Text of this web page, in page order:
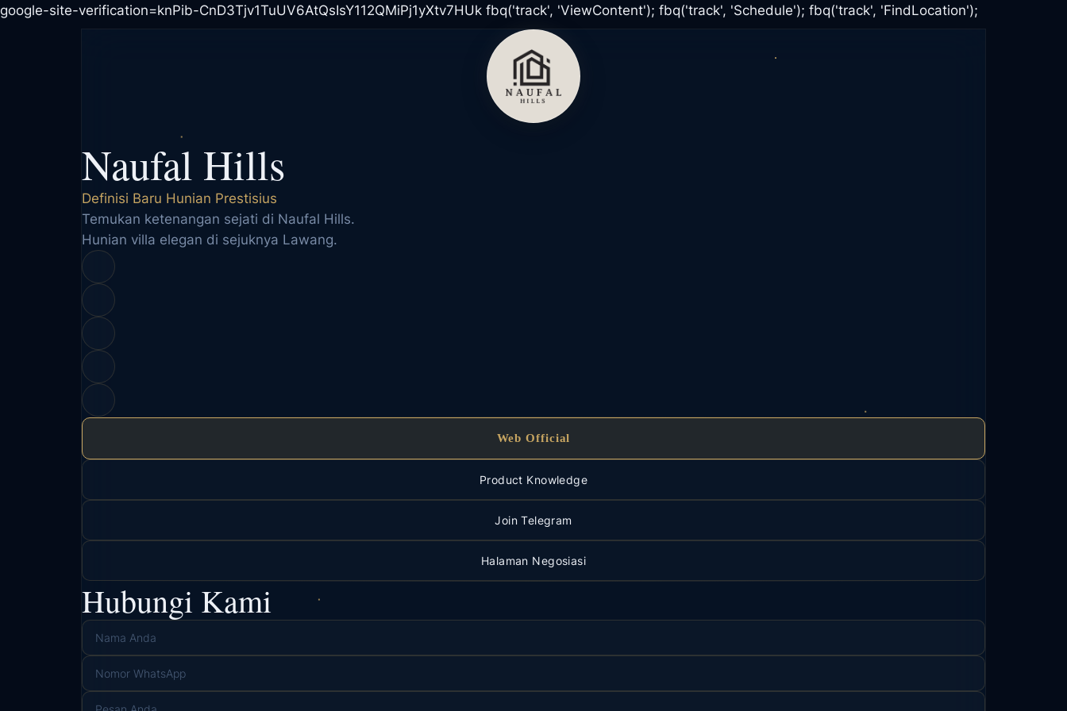
google-site-verification=knPib-CnD3Tjv1TuUV6AtQsIsY112QMiPj1yXtv7HUk fbq('track', 'ViewContent'); fbq('track', 'Schedule'); fbq('track', 'FindLocation');
Naufal Hills
Definisi Baru Hunian Prestisius
Temukan ketenangan sejati di Naufal Hills.
Hunian villa elegan di sejuknya Lawang.
Web Official
Product Knowledge
Join Telegram
Halaman Negosiasi
Hubungi Kami